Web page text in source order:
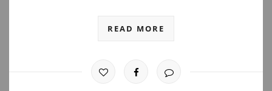
READ MORE